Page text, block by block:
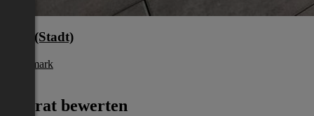
Graz(Stadt)
Steiermark
Inserat bewerten